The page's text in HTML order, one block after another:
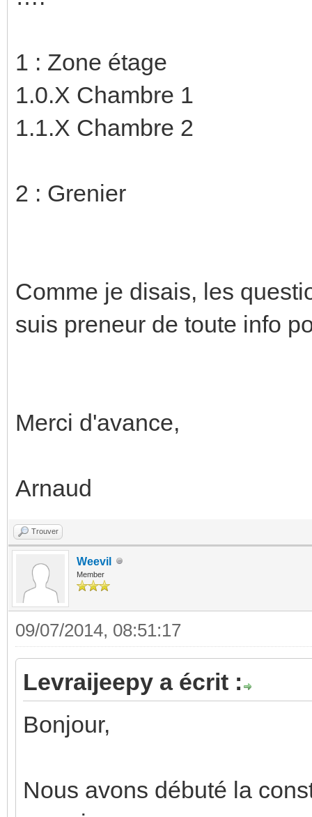
1 : Zone étage
1.0.X Chambre 1
1.1.X Chambre 2
2 : Grenier
Comme je disais, les
suis preneur de toute info
Merci d'avance,
Arnaud
Trouver
Weevil
Member
09/07/2014, 08:51:17
Levraijeepy a écrit :
Bonjour,
Nous avons débuté la